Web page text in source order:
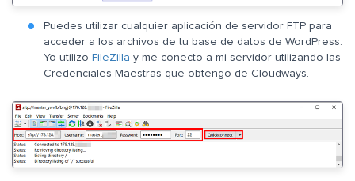
Puedes utilizar cualquier aplicación de servidor FTP para
acceder a los archivos de tu base de datos de WordPress.
Yo utilizo FileZilla y me conecto a mi servidor utilizando las
Credenciales Maestras que obtengo de Cloudways.